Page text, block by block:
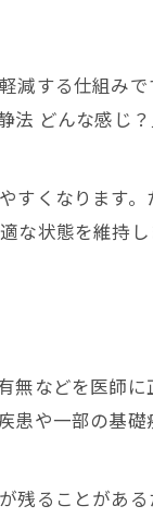
減する仕組みで
法 どんな感じ
すくなります
な状態を維持
無などを医師に
患や一部の基
残ることがあ